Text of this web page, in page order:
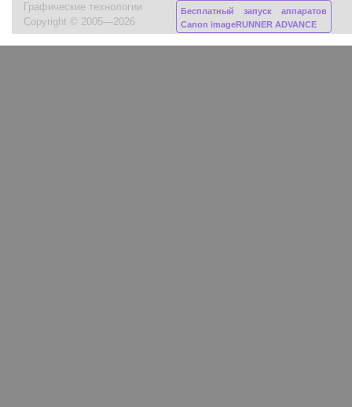
Графические технологии
Copyright © 2005—2026
Бесплатный запуск аппаратов
Canon imageRUNNER ADVANCE